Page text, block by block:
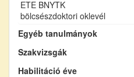
ETE BNYTK
bölcsészdoktori oklevél
Egyéb tanulmányok
Szakvizsgák
Habilitáció éve